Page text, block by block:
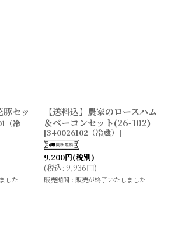
豚セッ
（冷
した
【送料込】農家のロースハム
＆ベーコンセット(26-102)
[340026102（冷蔵） ]
9,200円(税別)
(税込: 9,936円)
販売期間 : 販売が終了いたしました